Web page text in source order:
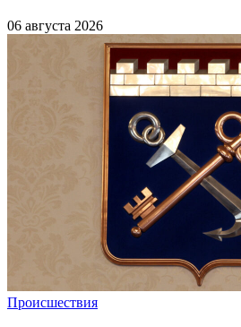
06 августа 2026
Происшествия